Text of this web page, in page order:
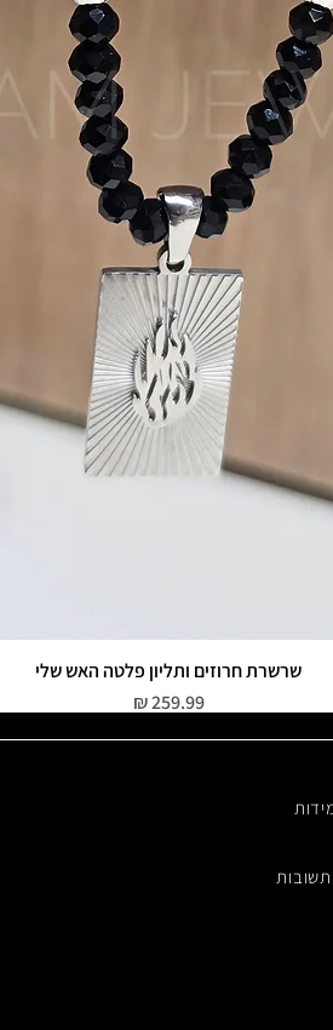
תצוגה מהירה
שרשרת חרוזים ותליון פלטה האש שלי
מחיר‏259.99 ‏₪